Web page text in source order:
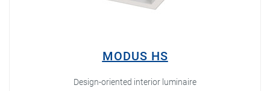
MODUS HS
Design-oriented interior luminaire